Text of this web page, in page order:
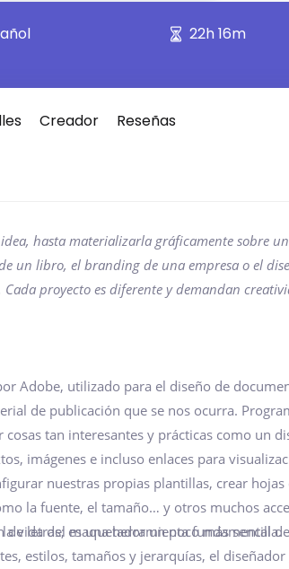
22h 16m
Creador Reseñas
hasta materializarla gráficamente sobre
un libro, el branding de una empresa o el
proyecto es diferente y demandan
Adobe, utilizado para el diseño de
de publicación que se nos ocurra.
tan interesantes y prácticas como un
imágenes e incluso enlaces para
nuestras propias plantillas, crear hojas
la fuente, el tamaño… y otros muchos
vida del maquetador un poco más sencilla.
de letras; es una herramienta fundamental
estilos, tamaños y jerarquías, el